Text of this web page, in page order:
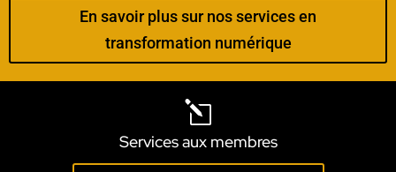
En savoir plus sur nos services en
transformation numérique
l
Services aux membres